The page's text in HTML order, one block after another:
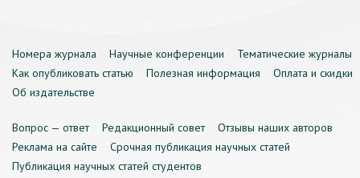
Номера журнала Научные конференции
Тематические журналы
Как опубликовать статью
Полезная информация
Оплата и скидки
Об издательстве
Вопрос — ответ Редакционный совет
Отзывы наших авторов
Реклама на сайте
Срочная публикация научных статей
Публикация научных статей студентов